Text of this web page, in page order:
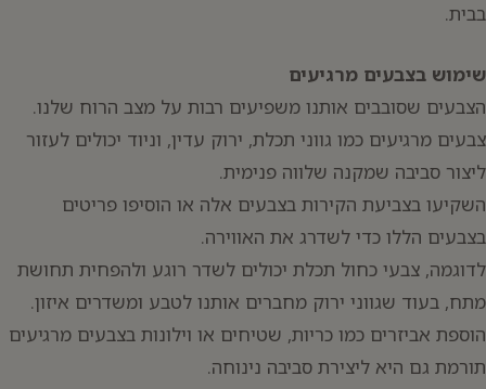
בבית.
שימוש בצבעים מרגיעים
הצבעים שסובבים אותנו משפיעים רבות על מצב הרוח שלנו.
צבעים מרגיעים כמו גווני תכלת, ירוק עדין, וניוד יכולים לעזור
ליצור סביבה שמקנה שלווה פנימית.
השקיעו בצביעת הקירות בצבעים אלה או הוסיפו פריטים
בצבעים הללו כדי לשדרג את האווירה.
לדוגמה, צבעי כחול תכלת יכולים לשדר רוגע ולהפחית תחושת
מתח, בעוד שגווני ירוק מחברים אותנו לטבע ומשדרים איזון.
הוספת אביזרים כמו כריות, שטיחים או וילונות בצבעים מרגיעים
תורמת גם היא ליצירת סביבה נינוחה.